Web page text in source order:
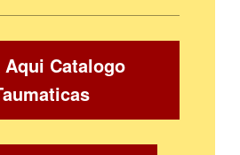
Catalogo